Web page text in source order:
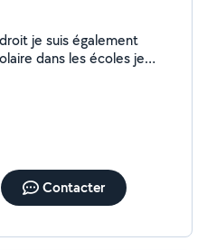
je suis également
dans les écoles je
vous aider dans vos
Contacter